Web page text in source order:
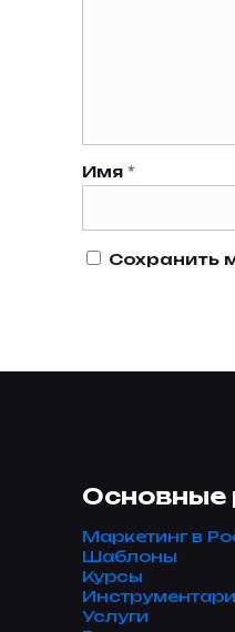
Имя *
Сохранить
Основные
Маркетинг в
Шаблоны
Курсы
Услуги